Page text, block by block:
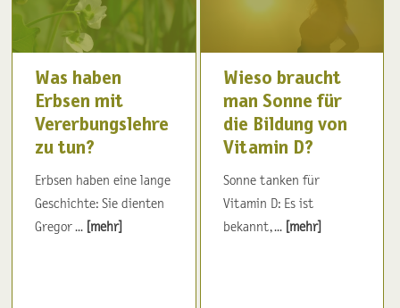
Was haben
Erbsen mit
Vererbungslehre
zu tun?
Erbsen haben eine lange
Geschichte: Sie dienten
Gregor ... [mehr]
Wieso braucht
man Sonne für
die Bildung von
Vitamin D?
Sonne tanken für
Vitamin D: Es ist
bekannt, ... [mehr]